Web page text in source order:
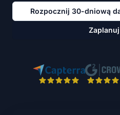
Rozpocznij 30-dniową